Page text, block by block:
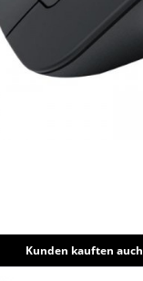
Kunden kauften auch